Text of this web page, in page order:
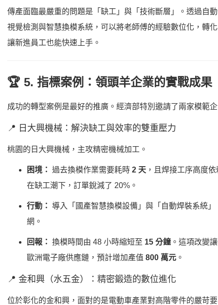
傳產面臨最嚴重的問題是「缺工」與「技術斷層」。透過自
視覺檢測與智慧換模系統，可以將老師傅的經驗數位化，轉
讓新進員工也能快速上手。
🏆 5. 指標案例：領頭羊企業的實戰成果
成功的轉型案例是最好的推廣。經濟部特別邀請了兩家模範
📍 日大興機械：解決缺工與效率的雙重壓力
桃園的日大興機械，主攻精密機械加工。
困境： 過去換模作業需要耗時 2 天 ，且焊接工序高度
在缺工潮下，訂單銳減了 20%。
行動： 導入「國產智慧換模設備」與「自動焊裝系統」
網。
回報： 換模時間由 48 小時縮短至 15 分鐘。這項改變
歐洲電子廠供應鏈，預計增加產值 800 萬元 。
📍 金和興（水五金）：精密鍛造的數位進化
位於彰化的金和興，面對的是電動車產業對高階零件的嚴苛